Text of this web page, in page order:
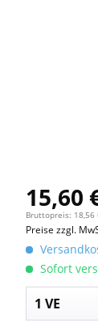
15,60
Bruttopreis: 18,56
Preise zzgl.
Sofort